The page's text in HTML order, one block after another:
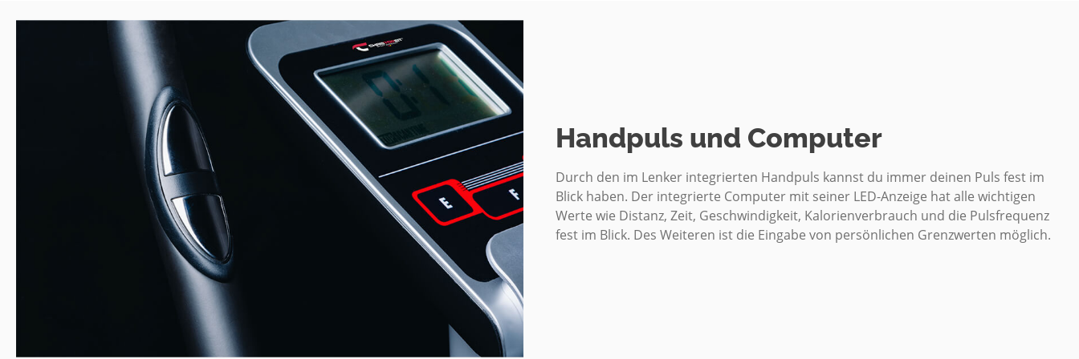
werden. Es ist zu beachten, dass dieses Gerät nicht für therapeutische Zwecke geeignet ist.
8. Mit dem Gerät nur trainieren wenn es einwandfrei funktioniert. Für eventuelle
Reparaturen nur Original-Ersatzteile verwenden. ACHTUNG! Sollten Teile bei Benutzung des
Gerätes übermäßig heiß werden ersetzen Sie diese umgehend und sichern Sie das Gerät
gegen Benutzung solange es noch nicht in Stand gesetzt wurde.
9. Bei der Einstellung von verstellbaren Teilen auf die richtige Position bzw. die markierte,
maximale Einstellposition und ordnungsgemäße Sicherung der neu eingestellten Position
10. Sofern in der Anleitung nicht anders beschrieben, darf das Gerät nur immer von einer
Person zum Trainieren benutzt werden, und die Trainings leistung sollte insgesamt 60
Min./tägl. nicht überschreiten.
11. Es sind Trainingskleidung und Schuhe zu tragen die für ein FitnessTraining mit dem Gerät
geeignet sind. Die Kleidung muss so beschaffen sein, dass diese aufgrund ihrer Form (z.B.
Länge) während des Trainings nicht hängen bleiben kann. Die Trainingsschuhe sollten
passend zum Trainingsgerät gewählt werden, grundsätzlich dem Fuss einen festen Halt
geben und eine rutschfeste Sohle besitzen.
Handpuls und Computer
Durch den im Lenker integrierten Handpuls kannst du immer deinen Puls fest im
Blick haben. Der integrierte Computer mit seiner LED-Anzeige hat alle wichtigen
Werte wie Distanz, Zeit, Geschwindigkeit, Kalorienverbrauch und die Pulsfrequenz
fest im Blick. Des Weiteren ist die Eingabe von persönlichen Grenzwerten möglich.